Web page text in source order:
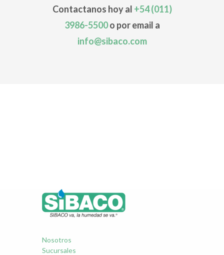
Contactanos hoy al +54 (011)
3986-5500o por email a
info@sibaco.com
Nosotros
Sucursales